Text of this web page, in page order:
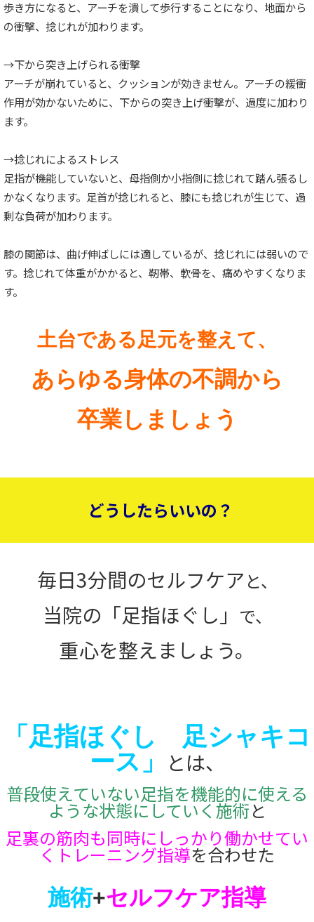
歩き方になると、アーチを潰して歩行することになり、地面から
の衝撃、捻じれが加わります。
→下から突き上げられる衝撃
アーチが崩れていると、クッションが効きません。アーチの緩衝
作用が効かないために、下からの突き上げ衝撃が、過度に加わり
ます。
→捻じれによるストレス
足指が機能していないと、母指側か小指側に捻じれて踏ん張るし
かなくなります。足首が捻じれると、膝にも捻じれが生じて、過
剰な負荷が加わります。
膝の関節は、曲げ伸ばしには適しているが、捻じれには弱いので
す。捻じれて体重がかかると、靭帯、軟骨を、痛めやすくなりま
す。
土台である足元を整えて、
あらゆる身体の不調から
卒業しましょう
どうしたらいいの？
毎日3分間のセルフケア と、
当院の「足指ほぐし」 で、
重心を整えましょう。
「足指ほぐし 足シャキコ
ース」
とは、
普段使えていない足指を機能的に使える
ような状態にしていく施術と
足裏の筋肉も同時にしっかり働かせてい
くトレーニング指導を合わせた
施術+セルフケア指導